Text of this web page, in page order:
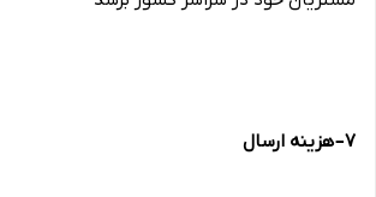
۷–هزینه ارسال